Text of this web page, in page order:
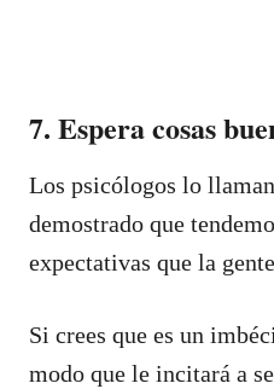
7. Espera cosas
Los psicólogos lo
demostrado que
expectativas que la
Si crees que es un
modo que le incitará a